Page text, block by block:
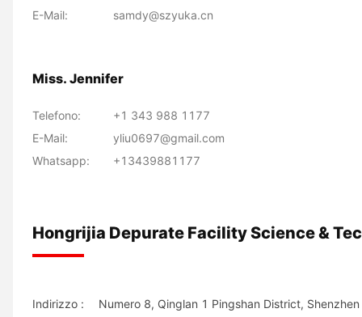
E-Mail:
samdy@szyuka.cn
Miss. Jennifer
Telefono:
+1 343 988 1177
E-Mail:
yliu0697@gmail.com
Whatsapp:
+13439881177
Hongrijia Depurate Facility Science &
Indirizzo :
Numero 8, Qinglan 1 Pingshan District,